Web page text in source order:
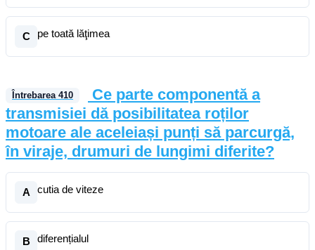
C pe toată lăţimea
Întrebarea 410
Ce parte componentă a
transmisiei dă posibilitatea roților
motoare ale aceleiași punți să parcurgă,
în viraje, drumuri de lungimi diferite?
A cutia de viteze
B diferențialul